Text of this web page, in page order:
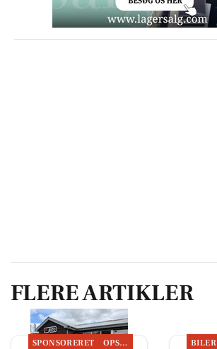
FLERE ARTIKLER
SPONSORERET OPSLAGSTAVLEN BILER